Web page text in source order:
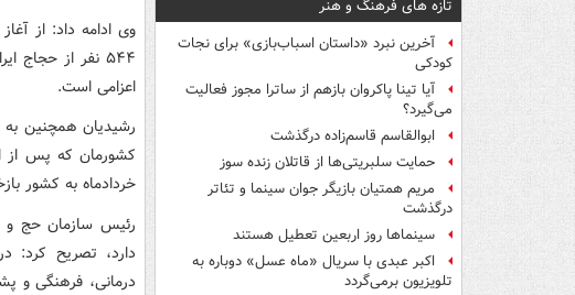
تازه های فرهنگ و هنر
آخرین نبرد «داستان اسباب‌بازی» برای نجات
کودکی
آیا تینا پاکروان بازهم از ساترا مجوز فعالیت
می‌گیرد؟
ابوالقاسم قاسم‌زاده درگذشت
حمایت سلبریتی‌ها از قاتلان زنده سوز
مریم همتیان بازیگر جوان سینما و تئاتر
درگذشت
سینماها روز اربعین تعطیل هستند
اکبر عبدی با سریال «ماه عسل» دوباره به
تلویزیون برمی‌گردد
اعزامی است.
کشورمان که پس از
خردادماه به کشور
رئیس سازمان حج و
دارد، تصریح کرد:
درمانی، فرهنگی و